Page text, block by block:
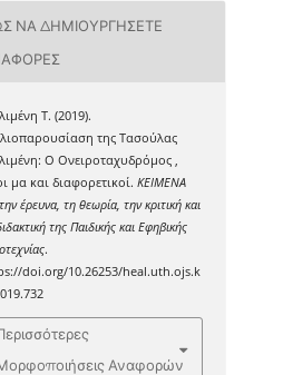
ΝΑ ΔΗΜΙΟΥΡΓΉΣΕΤΕ
Τ. (2019).
της Τασούλας
Ο Ονειροταχυδρόμος ,
μα και διαφορετικοί.ΚΕΙΜΕΝΑ
έρευνα, τη θεωρία, την κριτική και
της Παιδικής και Εφηβικής
.
doi.org/10.26253/heal.uth.ojs.k
Αναφορών